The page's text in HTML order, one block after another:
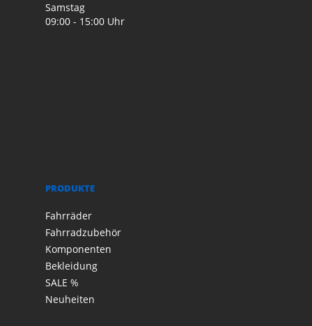
Samstag
09:00 - 15:00 Uhr
PRODUKTE
Fahrräder
Fahrradzubehör
Komponenten
Bekleidung
SALE %
Neuheiten